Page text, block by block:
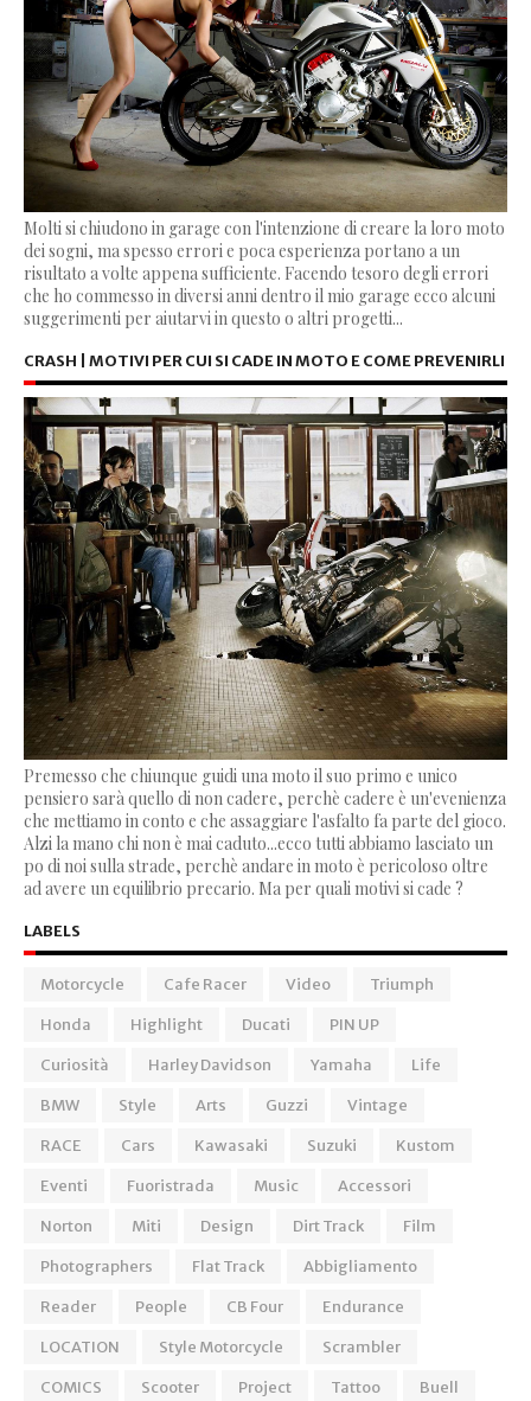
Molti si chiudono in garage con l'intenzione di creare la loro moto
dei sogni, ma spesso errori e poca esperienza portano a un
risultato a volte appena sufficiente. Facendo tesoro degli errori
che ho commesso in diversi anni dentro il mio garage ecco alcuni
suggerimenti per aiutarvi in questo o altri progetti...
CRASH | MOTIVI PER CUI SI CADE IN MOTO E COME PREVENIRLI
Premesso che chiunque guidi una moto il suo primo e unico
pensiero sarà quello di non cadere, perchè cadere è un'evenienza
che mettiamo in conto e che assaggiare l'asfalto fa parte del gioco.
Alzi la mano chi non è mai caduto...ecco tutti abbiamo lasciato un
po di noi sulla strade, perchè andare in moto è pericoloso oltre
ad avere un equilibrio precario. Ma per quali motivi si cade ?
LABELS
Motorcycle Cafe Racer Video
Triumph
Honda
Highlight Ducati
PIN UP
Curiosità
Harley Davidson Yamaha
Life
BMW
Style Arts Guzzi
Vintage
RACE
Cars Kawasaki Suzuki
Kustom
Eventi
Fuoristrada Music
Accessori
Norton
Miti Design Dirt Track
Film
Photographers
Flat Track
Abbigliamento
Reader
People CB Four
Endurance
LOCATION
Style Motorcycle
Scrambler
COMICS
Scooter Project Tattoo
Buell